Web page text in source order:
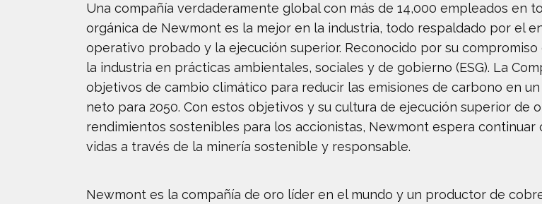
Una compañía verdaderamente global con más de 14,000 empleados en
orgánica de Newmont es la mejor en la industria, todo respaldado por el
operativo probado y la ejecución superior. Reconocido por su
la industria en prácticas ambientales, sociales y de gobierno (ESG). La
objetivos de cambio climático para reducir las emisiones de carbono en
neto para 2050. Con estos objetivos y su cultura de ejecución superior
rendimientos sostenibles para los accionistas, Newmont espera
vidas a través de la minería sostenible y responsable.
Newmont es la compañía de oro líder en el mundo y un productor de